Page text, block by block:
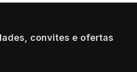
convites e ofertas